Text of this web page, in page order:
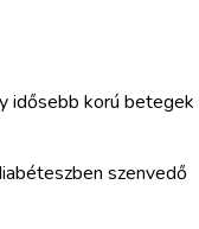
idősebb korú betegek
szenvedő